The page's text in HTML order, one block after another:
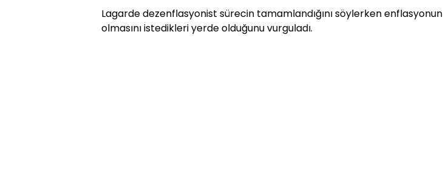
Lagarde dezenflasyonist sürecin tamamlandığını söylerken enflasyonun
olmasını istedikleri yerde olduğunu vurguladı.